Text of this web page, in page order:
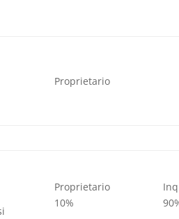
Proprietario
Proprietario
10%